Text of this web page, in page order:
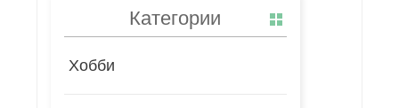
Категории
Хобби